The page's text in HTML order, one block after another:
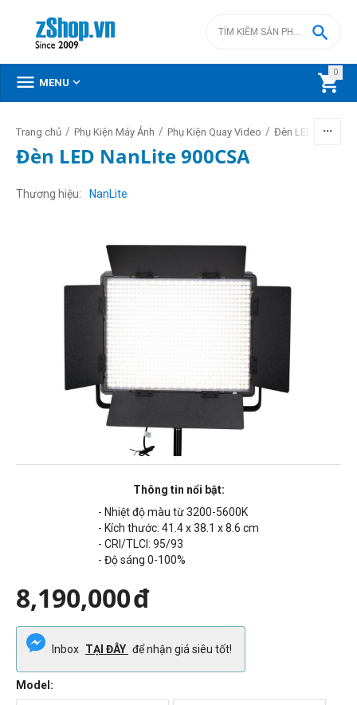
0


 MENU 
Trang chủ / Phụ Kiện Máy Ảnh / Phụ Kiện Quay Video / Đèn LED video
Đèn LED NanLite 900CSA
Thương hiệu NanLite
Thông tin nổi bật:
- Nhiệt độ màu từ 3200-5600K
- Kích thước: 41.4 x 38.1 x 8.6 cm
- CRI/TLCI: 95/93
- Độ sáng 0-100%
8,190,000đ
Inbox TẠI ĐÂY để nhận giá siêu tốt!
Model: